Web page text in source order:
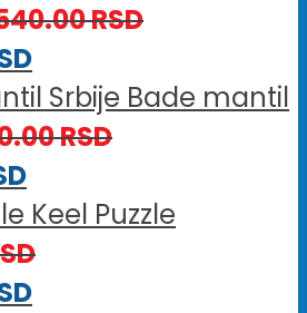
RSD
Bade mantil
RSD
Keel Puzzle